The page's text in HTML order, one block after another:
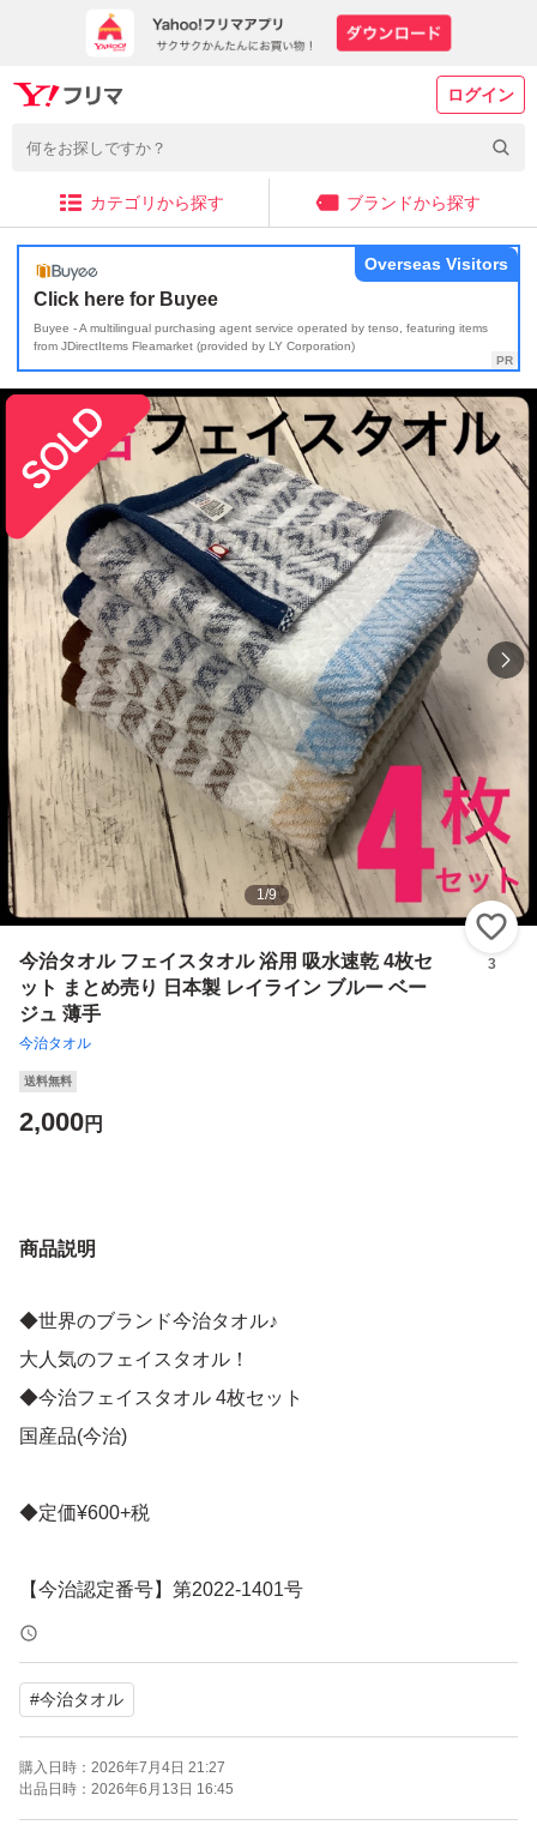
ログイン
カテゴリから探す ブランドから探す
Click here for Buyee
Buyee - A multilingual purchasing agent service operated by tenso, featuring items
from JDirectItems Fleamarket (provided by LY Corporation)
Overseas Visitors
1/9
今治タオル フェイスタオル 浴用 吸水速乾 4枚セ
ット まとめ売り 日本製 レイライン ブルー ベー
ジュ 薄手
今治タオル
3
送料無料
2,000円
商品説明
◆世界のブランド今治タオル♪
大人気のフェイスタオル！
◆今治フェイスタオル 4枚セット
国産品(今治)
◆定価¥600+税
【今治認定番号】第2022-1401号
優れた吸水性と高い安全性が、今治タオルの証！！
独自の品質基準に合格したこのタオルは吸水性抜群です！
さらに軽量化することにより洗濯後の乾きも早いです♪
#今治タオル
購入日時： 2026年7月4日 21:27
出品日時： 2026年6月13日 16:45